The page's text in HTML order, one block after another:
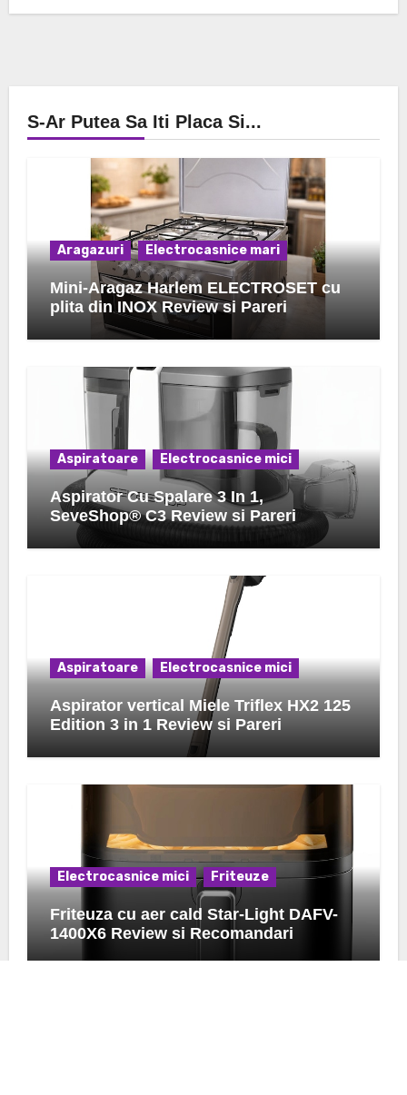
S-Ar Putea Sa Iti Placa Si...
Aragazuri Electrocasnice mari
Mini-Aragaz Harlem ELECTROSET cu
plita din INOX Review si Pareri
Aspiratoare Electrocasnice mici
Aspirator Cu Spalare 3 In 1,
SeveShop® C3 Review si Pareri
Aspiratoare Electrocasnice mici
Aspirator vertical Miele Triflex HX2 125
Edition 3 in 1 Review si Pareri
Electrocasnice mici Friteuze
Friteuza cu aer cald Star-Light DAFV-
1400X6 Review si Recomandari